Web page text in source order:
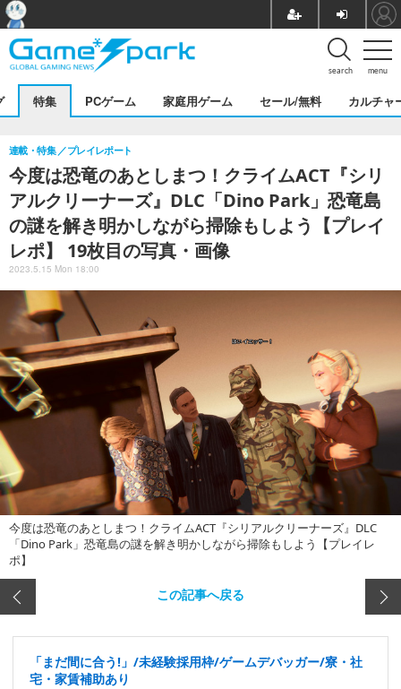
menu
search
特集 PCゲーム 家庭用ゲーム セール/無料 カルチャ
今度は恐竜のあとしまつ！クライムACT『シリ
アルクリーナーズ』DLC「Dino Park」恐竜島
の謎を解き明かしながら掃除もしよう【プレイ
レポ】 19枚目の写真・画像
連載・特集 プレイレポート
2023.5.15 Mon 18:00
今度は恐竜のあとしまつ！クライムACT『シリアルクリーナーズ』DLC
「Dino Park」恐竜島の謎を解き明かしながら掃除もしよう【プレイレ
ポ】
この記事へ戻る
「まだ間に合う!」/未経験採用枠/ゲームデバッガー/寮・社
宅・家賃補助あり